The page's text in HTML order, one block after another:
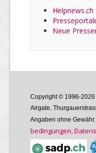
Helpnews.ch
Neue
Copyright © 1996-2026
Airgate,
Angaben ohne Gewähr.
bedin­gungen,